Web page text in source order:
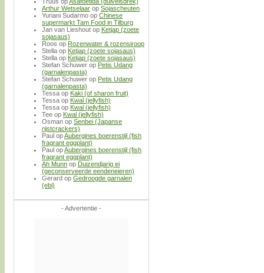
Arthur Wetselaar op Sojascheuten
Yuriani Sudarmo op Chinese
supermarkt Tam Food in Tilburg
Jan van Lieshout op Ketjap (zoete
sojasaus)
Roos op Rozenwater & rozensiroop
Stella op Ketjap (zoete sojasaus)
Stella op Ketjap (zoete sojasaus)
Stefan Schuwer op Petis Udang
(garnalenpasta)
Stefan Schuwer op Petis Udang
(garnalenpasta)
Tessa op Kaki (of sharon fruit)
Tessa op Kwal (jellyfish)
Tessa op Kwal (jellyfish)
Tee op Kwal (jellyfish)
Osman op Senbei (Japanse
rijstcrackers)
Paul opAubergines boerenstijl (fish
fragrant eggplant)
Paul opAubergines boerenstijl (fish
fragrant eggplant)
Ah Munn op Duizendjarig ei
(geconserveerde eendeneieren)
Gerard op Gedroogde garnalen
(ebi)
- Advertentie -